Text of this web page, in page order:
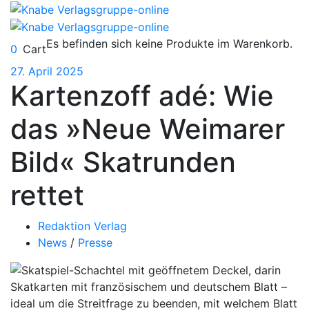
0 CartEs befinden sich keine Produkte im Warenkorb.
27. April 2025
Kartenzoff adé: Wie
das »Neue Weimarer
Bild« Skatrunden
rettet
Redaktion Verlag
News / Presse